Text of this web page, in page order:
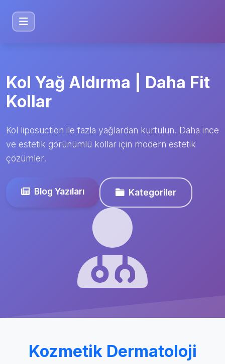
Kol Yağ Aldırma | Daha Fit
Kollar
Kol liposuction ile fazla yağlardan kurtulun. Daha ince
ve estetik görünümlü kollar için modern estetik
çözümler.
Blog Yazıları Kategoriler
Kozmetik Dermatoloji